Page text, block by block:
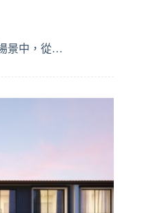
景中，從…